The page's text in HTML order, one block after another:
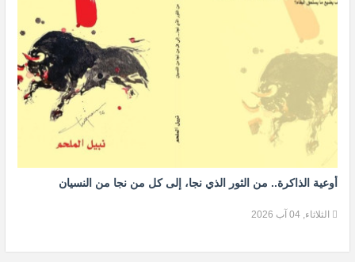
أوعية الذاكرة.. من الثور الذي نجا، إلى كل من نجا من النسيان
الثلاثاء, 04 آب 2026